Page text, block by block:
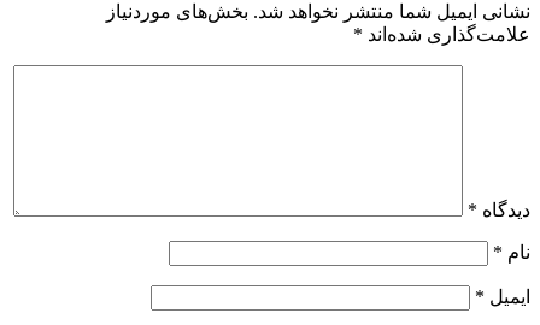
نشانی ایمیل شما منتشر نخواهد شد. بخش‌های موردنیاز
علامت‌گذاری شده‌اند *
دیدگاه *
نام *
ایمیل *